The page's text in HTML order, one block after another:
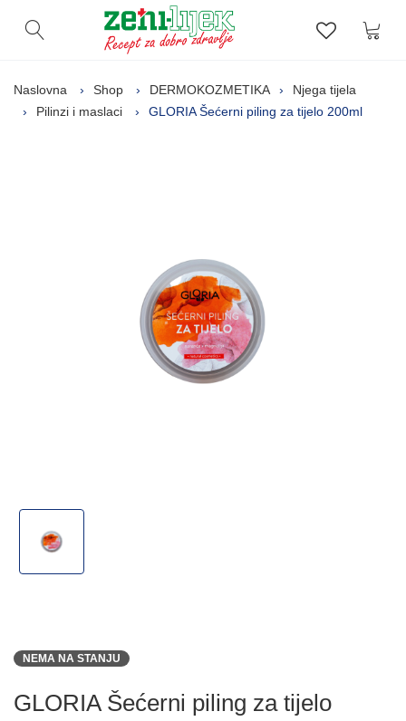
Otvori pretragu Lista
Naslovna Shop DERMOKOZMETIKA
Njega tijela
Pilinzi i maslaci
GLORIA Šećerni piling za tijelo 200ml
NEMA NA STANJU
GLORIA Šećerni piling za tijelo